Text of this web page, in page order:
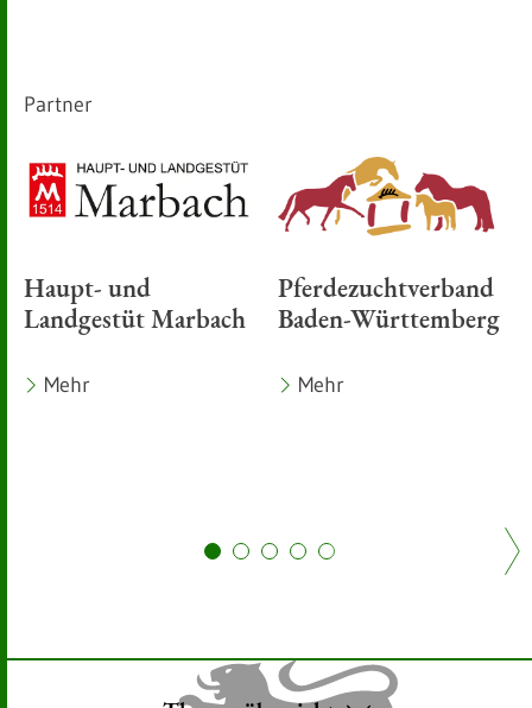
Partner
Haupt- und
Landgestüt Marbach
Mehr
Pferdezuchtverband
Baden-Württemberg
Mehr
Zu Kachel: 0
Zu Kachel: 2
Zu Kachel: 4
Zu Kachel: 6
Zu Kachel: 8